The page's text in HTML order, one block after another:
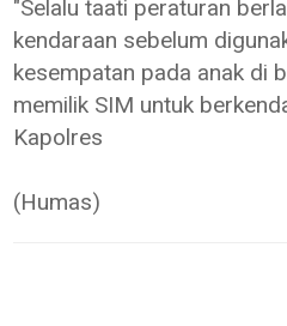
"Selalu taati peraturan
kendaraan sebelum
kesempatan pada anak di
memilik SIM untuk
Kapolres
(Humas)